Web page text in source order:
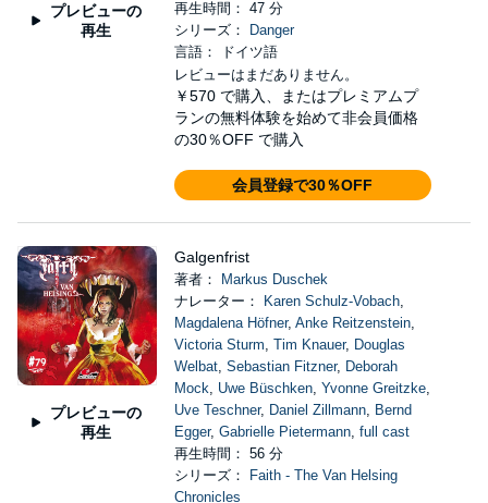
プレビューの
再生
再生時間： 47 分
シリーズ：
Danger
言語： ドイツ語
レビューはまだありません。
￥570 で購入、またはプレミアムプ
ランの無料体験を始めて非会員価格
の30％OFF で購入
会員登録で30％OFF
プレビューの
再生
Galgenfrist
著者：
Markus Duschek
ナレーター：
Karen Schulz-Vobach,
Magdalena Höfner, Anke Reitzenstein,
Victoria Sturm, Tim Knauer, Douglas
Welbat, Sebastian Fitzner, Deborah
Mock, Uwe Büschken, Yvonne Greitzke,
Uve Teschner, Daniel Zillmann, Bernd
Egger, Gabrielle Pietermann, full cast
再生時間： 56 分
シリーズ：
Faith - The Van Helsing
Chronicles